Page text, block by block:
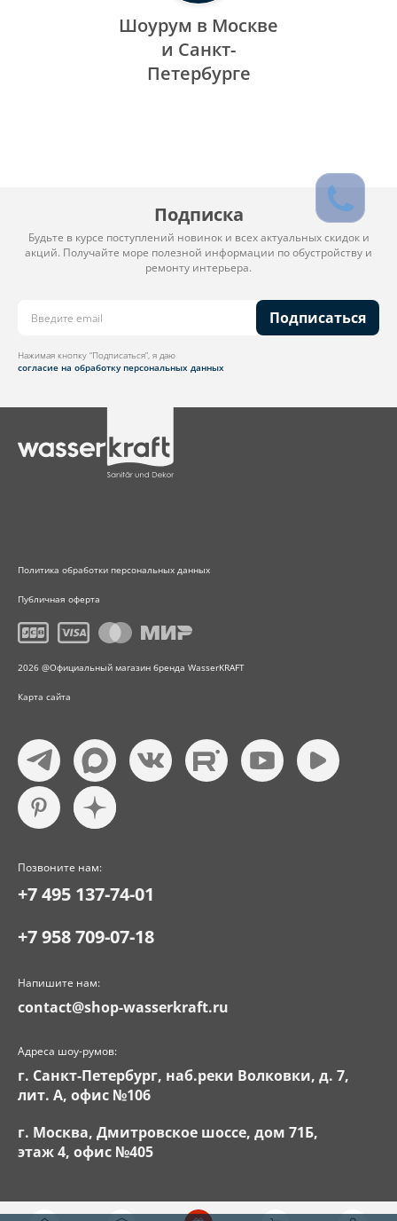
Шоурум в Москве
и Санкт-
Петербурге
Подписка
Будьте в курсе поступлений новинок и всех актуальных скидок и
акций. Получайте море полезной информации по обустройству и
ремонту интерьера.
Подписаться
Нажимая кнопку “Подписаться”, я даю
согласие на обработку персональных данных
Политика обработки персональных данных
Публичная оферта
2026 @Официальный магазин бренда WasserKRAFT
Карта сайта
Позвоните нам:
+7 495 137-74-01
+7 958 709-07-18
Напишите нам:
contact@shop-wasserkraft.ru
Адреса шоу-румов:
г. Санкт-Петербург, наб.реки Волковки, д. 7,
лит. А, офис №106
г. Москва, Дмитровское шоссе, дом 71Б,
этаж 4, офис №405